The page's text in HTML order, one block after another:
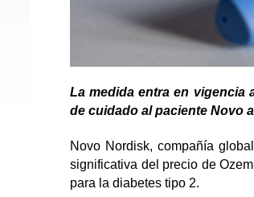
La medida entra en vigencia
de cuidado al paciente Novo
Novo Nordisk, compañía
significativa del precio de
para la diabetes tipo 2.